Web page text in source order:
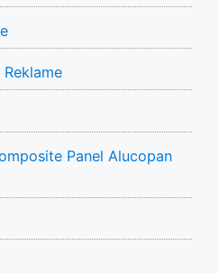
Panel Alucopan